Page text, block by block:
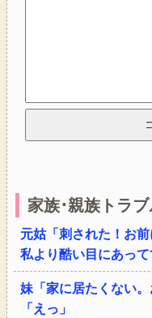
家族･親族トラ
元姑「刺された！お
私より酷い目にあっ
妹「家に居たくない
「えっ」